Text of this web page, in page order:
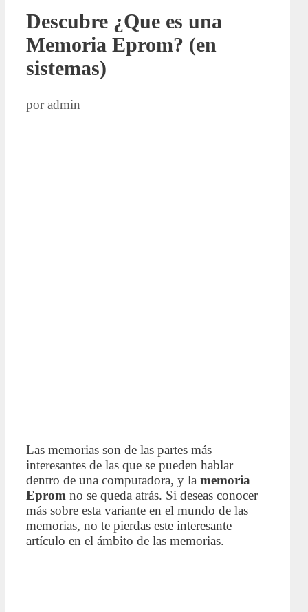
Descubre ¿Que es una
Memoria Eprom? (en
sistemas)
poradmin
Las memorias son de las partes más
interesantes de las que se pueden hablar
dentro de una computadora, y la memoria
Eprom no se queda atrás. Si deseas conocer
más sobre esta variante en el mundo de las
memorias, no te pierdas este interesante
artículo en el ámbito de las memorias.